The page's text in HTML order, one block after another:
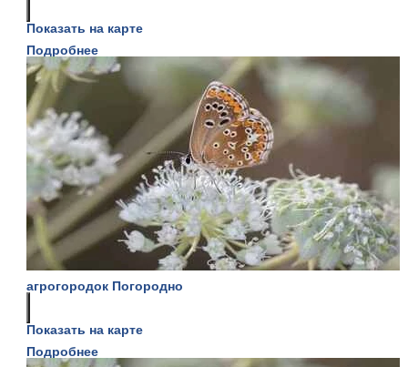
Показать на карте
Подробнее
агрогородок Погородно
Показать на карте
Подробнее